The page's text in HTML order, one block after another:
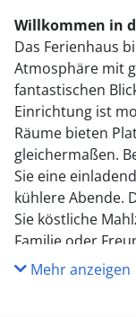
Willkommen in
Das Ferienhaus
Atmosphäre mit
fantastischen
Einrichtung ist
Räume bieten
gleichermaßen.
Sie eine
kühlere Abende.
Sie köstliche
Familie oder
während Sie das
betrachten. Die
Mehr anzeigen